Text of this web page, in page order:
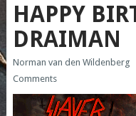
HAPPY
DRAIMAN
Norman van den Wildenberg
Comments